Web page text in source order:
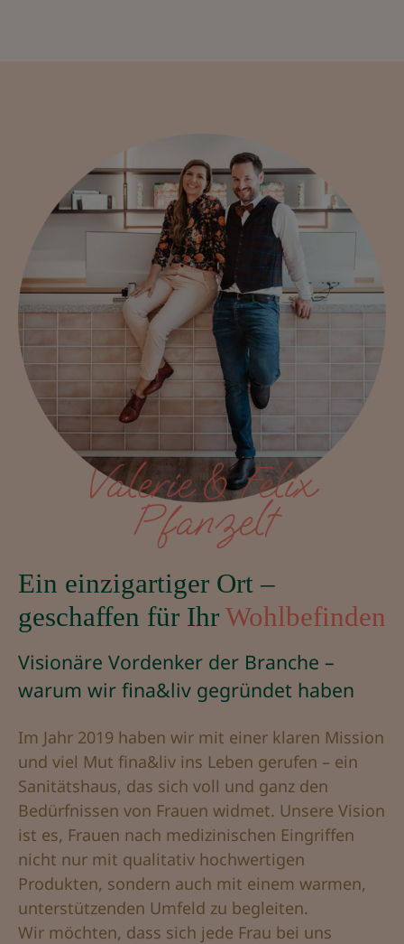
Ein einzigartiger Ort –
geschaffen für Ihr Wohlbefinden
Visionäre Vordenker der Branche –
warum wir fina&liv gegründet haben
Im Jahr 2019 haben wir mit einer klaren Mission
und viel Mut fina&liv ins Leben gerufen – ein
Sanitätshaus, das sich voll und ganz den
Bedürfnissen von Frauen widmet. Unsere Vision
ist es, Frauen nach medizinischen Eingriffen
nicht nur mit qualitativ hochwertigen
Produkten, sondern auch mit einem warmen,
unterstützenden Umfeld zu begleiten.
Wir möchten, dass sich jede Frau bei uns